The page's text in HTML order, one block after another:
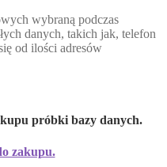
wybraną podczas
danych, takich jak, telefon
od ilości adresów
próbki bazy danych.
zakupu.